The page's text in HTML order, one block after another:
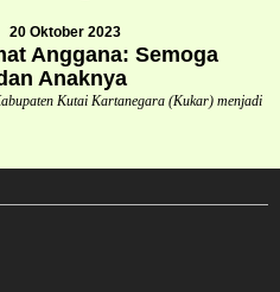
20 Oktober 2023
Anggana: Semoga
Anaknya
Kutai Kartanegara (Kukar) menjadi